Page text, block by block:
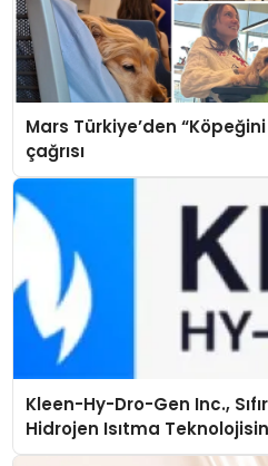
Mars Türkiye’den
çağrısı
Kleen-Hy-Dro-Gen Inc.,
Hidrojen Isıtma
Düzenleyici Onaylarını Aldı